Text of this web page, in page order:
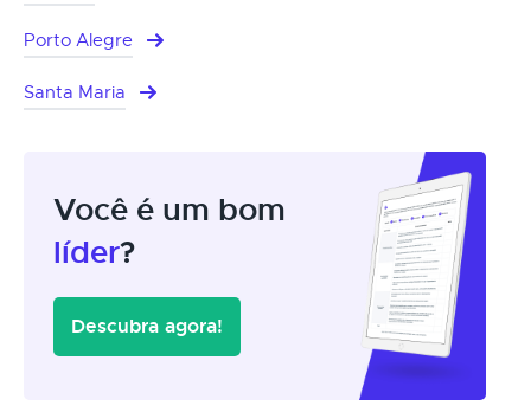
Porto Alegre
Santa Maria
Você é um bom
líder?
Descubra agora!